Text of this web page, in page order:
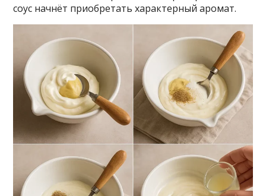
соус начнёт приобретать характерный аромат.